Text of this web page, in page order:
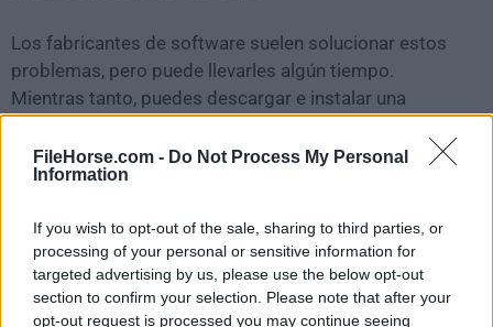
FileHorse.com - Do Not Process My Personal
Information
If you wish to opt-out of the sale, sharing to third parties, or
processing of your personal or sensitive information for
targeted advertising by us, please use the below opt-out
section to confirm your selection. Please note that after your
opt-out request is processed you may continue seeing
Los fabricantes de software suelen solucionar estos
problemas, pero puede llevarles algún tiempo.
Mientras tanto, puedes descargar e instalar una
Para aquellos interesados en descargar la versión más
simplemente hazclic aquí.
Todas las versiones antiguas distribuidas en nuestro
sitio web son completamente libres de virus y están